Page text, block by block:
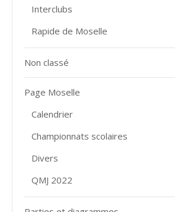
Interclubs
Rapide de Moselle
Non classé
Page Moselle
Calendrier
Championnats scolaires
Divers
QMJ 2022